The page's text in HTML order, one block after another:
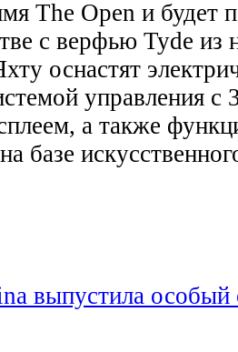
The Open и будет
с верфью Tyde из
оснастят
управления
а также
базе
выпустила